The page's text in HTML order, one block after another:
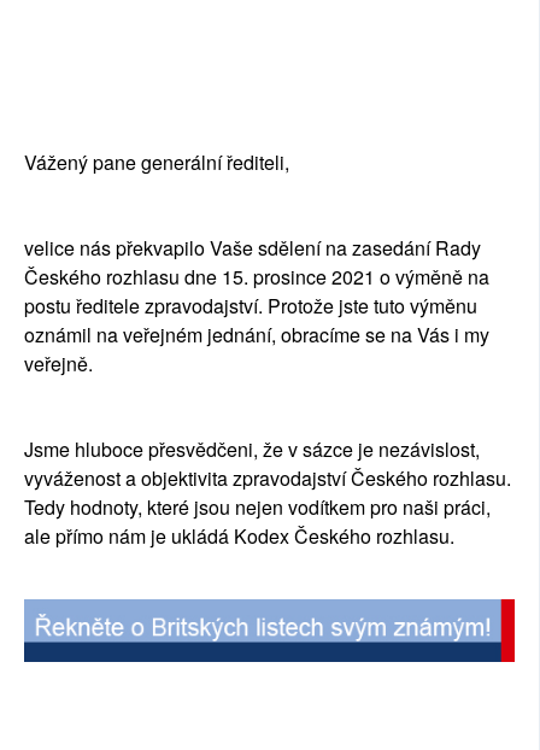
Vážený pane generální řediteli,
velice nás překvapilo Vaše sdělení na zasedání Rady
Českého rozhlasu dne 15. prosince 2021 o výměně na
postu ředitele zpravodajství. Protože jste tuto výměnu
oznámil na veřejném jednání, obracíme se na Vás i my
veřejně.
Jsme hluboce přesvědčeni, že v sázce je nezávislost,
vyváženost a objektivita zpravodajství Českého rozhlasu.
Tedy hodnoty, které jsou nejen vodítkem pro naši práci,
ale přímo nám je ukládá Kodex Českého rozhlasu.